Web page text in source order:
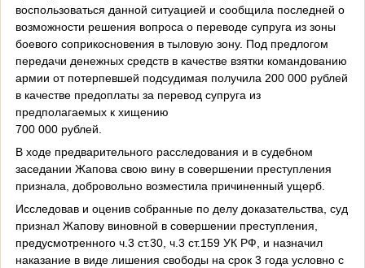
воспользоваться данной ситуацией и сообщила последней о
возможности решения вопроса о переводе супруга из зоны
боевого соприкосновения в тыловую зону. Под предлогом
передачи денежных средств в качестве взятки командованию
армии от потерпевшей подсудимая получила 200 000 рублей
в качестве предоплаты за перевод супруга из
предполагаемых к хищению
700 000 рублей.
В ходе предварительного расследования и в судебном
заседании Жапова свою вину в совершении преступления
признала, добровольно возместила причиненный ущерб.
Исследовав и оценив собранные по делу доказательства, суд
признал Жапову виновной в совершении преступления,
предусмотренного ч.3 ст.30, ч.3 ст.159 УК РФ, и назначил
наказание в виде лишения свободы на срок 3 года условно с